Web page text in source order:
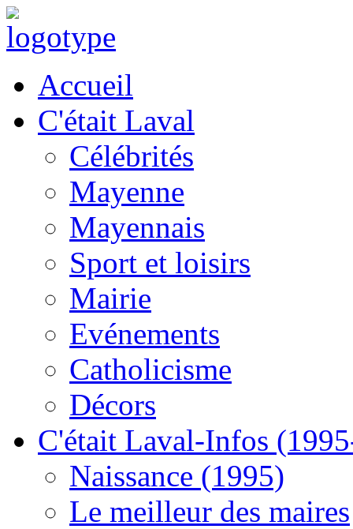
Accueil
C'était Laval
Célébrités
Mayenne
Mayennais
Sport et loisirs
Mairie
Evénements
Catholicisme
Décors
C'était Laval-Infos
Naissance (1995)
Le meilleur des maires